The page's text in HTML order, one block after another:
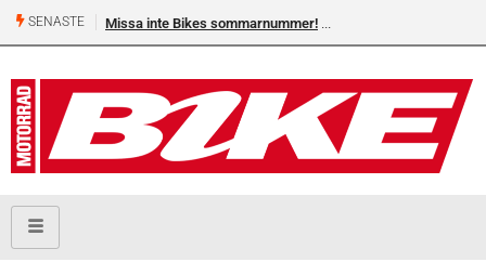
SENASTE Missa inte Bikes sommarnummer!